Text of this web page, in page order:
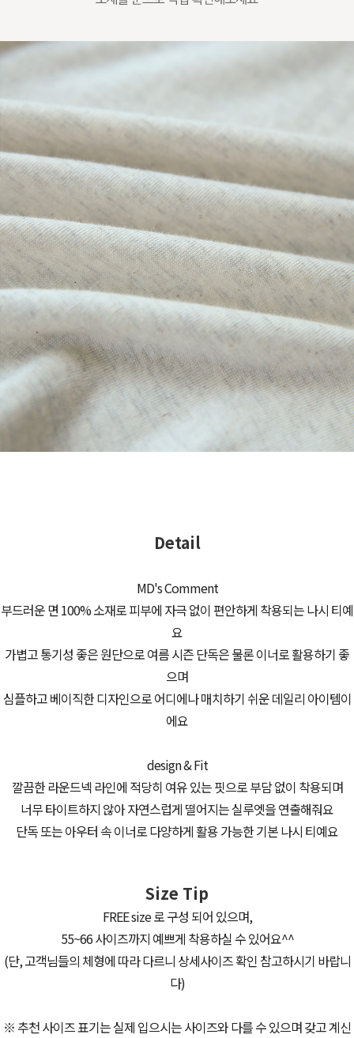
Detail
MD's Comment
부드러운 면 100% 소재로 피부에 자극 없이 편안하게 착용되는 나시 티예
요
가볍고 통기성 좋은 원단으로 여름 시즌 단독은 물론 이너로 활용하기 좋
으며
심플하고 베이직한 디자인으로 어디에나 매치하기 쉬운 데일리 아이템이
에요
design & Fit
깔끔한 라운드넥 라인에 적당히 여유 있는 핏으로 부담 없이 착용되며
너무 타이트하지 않아 자연스럽게 떨어지는 실루엣을 연출해줘요
단독 또는 아우터 속 이너로 다양하게 활용 가능한 기본 나시 티예요
Size Tip
FREE size 로 구성 되어 있으며,
55~66 사이즈까지 예쁘게 착용하실 수 있어요^^
(단, 고객님들의 체형에 따라 다르니 상세사이즈 확인 참고하시기 바랍니
다)
※ 추천 사이즈 표기는 실제 입으시는 사이즈와 다를 수 있으며 갖고 계신